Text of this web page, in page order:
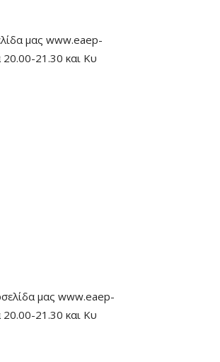
μας www.eaep-
21.30 και Κυ
μας www.eaep-
21.30 και Κυ